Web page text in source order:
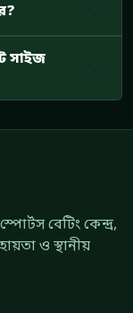
সাইজ
বেটিং কেন্দ্র,
ও স্থানীয়